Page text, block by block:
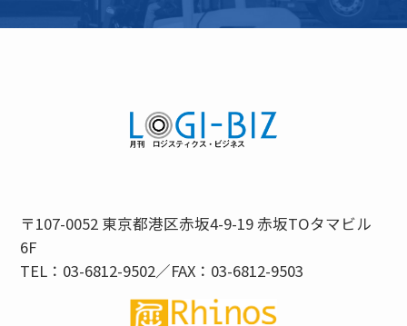
〒107-0052 東京都港区赤坂4-9-19 赤坂TOタマビル
6F
TEL：03-6812-9502／FAX：03-6812-9503